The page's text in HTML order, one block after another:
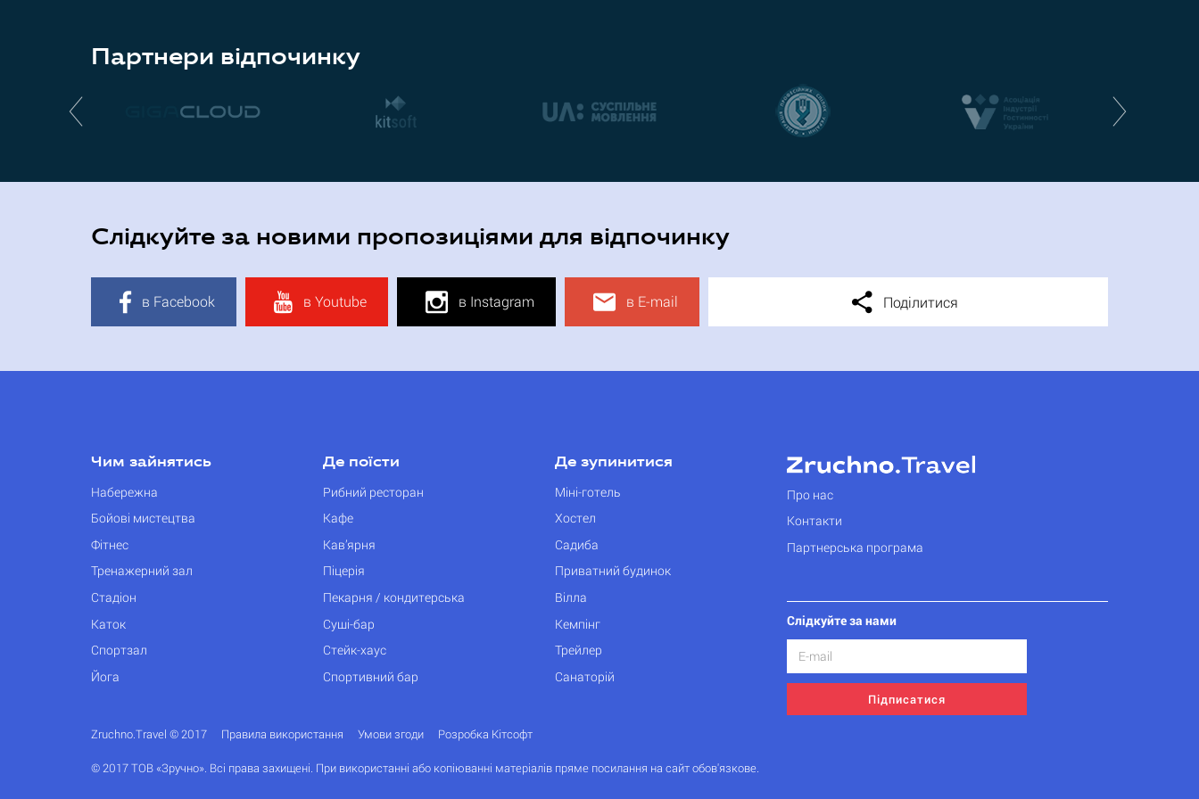
Партнери відпочинку
Слідкуйте за новими пропозиціями для відпочинку
в Facebook в Youtube в Instagram в E-mail Поділитися
Чим зайнятись
Набережна
Бойові мистецтва
Фітнес
Тренажерний зал
Стадіон
Каток
Спортзал
Йога
Де поїсти
Рибний ресторан
Кафе
Кав’ярня
Піцерія
Пекарня / кондитерська
Суші-бар
Стейк-хаус
Спортивний бар
Де зупинитися
Міні-готель
Хостел
Садиба
Приватний будинок
Вілла
Кемпінг
Трейлер
Санаторій
Про нас
Контакти
Партнерська програма
Слідкуйте за нами
Підписатися
Zruchno.Travel © 2017 Правила використання Умови згоди Розробка Кітсофт
© 2017 ТОВ «Зручно». Всі права захищені. При використанні або копіюванні матеріалів пряме посилання на сайт обов'язкове.